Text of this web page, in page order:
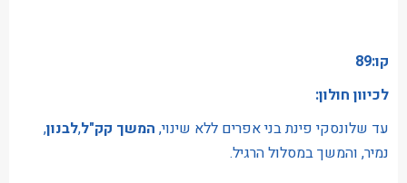
קו:89
לכיוון חולון:
עד שלונסקי פינת בני אפרים ללא שינוי, המשך קק"ל,לבנון,
נמיר, והמשך במסלול הרגיל.